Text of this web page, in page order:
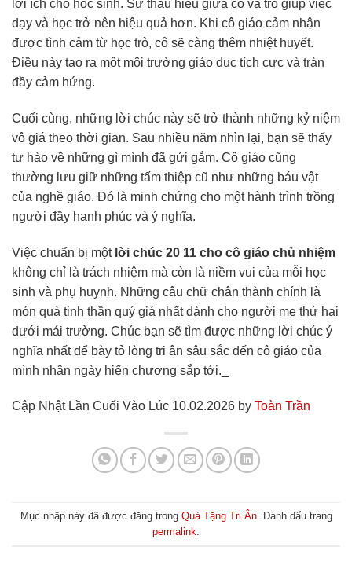
lợi ích cho học sinh. Sự thấu hiểu giữa cô và trò giúp việc
dạy và học trở nên hiệu quả hơn. Khi cô giáo cảm nhận
được tình cảm từ học trò, cô sẽ càng thêm nhiệt huyết.
Điều này tạo ra một môi trường giáo dục tích cực và tràn
đầy cảm hứng.
Cuối cùng, những lời chúc này sẽ trở thành những kỷ niệm
vô giá theo thời gian. Sau nhiều năm nhìn lại, bạn sẽ thấy
tự hào về những gì mình đã gửi gắm. Cô giáo cũng
thường lưu giữ những tấm thiệp cũ như những báu vật
của nghề giáo. Đó là minh chứng cho một hành trình trồng
người đầy hạnh phúc và ý nghĩa.
Việc chuẩn bị một lời chúc 20 11 cho cô giáo chủ nhiệm
không chỉ là trách nhiệm mà còn là niềm vui của mỗi học
sinh và phụ huynh. Những câu chữ chân thành chính là
món quà tinh thần quý giá nhất dành cho người mẹ thứ hai
dưới mái trường. Chúc bạn sẽ tìm được những lời chúc ý
nghĩa nhất để bày tỏ lòng tri ân sâu sắc đến cô giáo của
mình nhân ngày hiến chương sắp tới._
Cập Nhật Lần Cuối Vào Lúc 10.02.2026 by Toàn Trần
Mục nhập này đã được đăng trong Quà Tặng Tri Ân. Đánh dấu trang
permalink